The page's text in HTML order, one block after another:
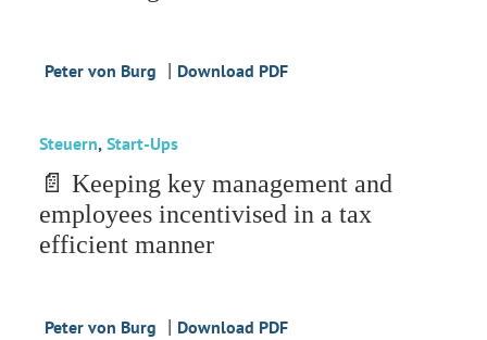
Peter von Burg | Download PDF
Steuern, Start-Ups
📄 Keeping key management and
employees incentivised in a tax
efficient manner
Peter von Burg | Download PDF